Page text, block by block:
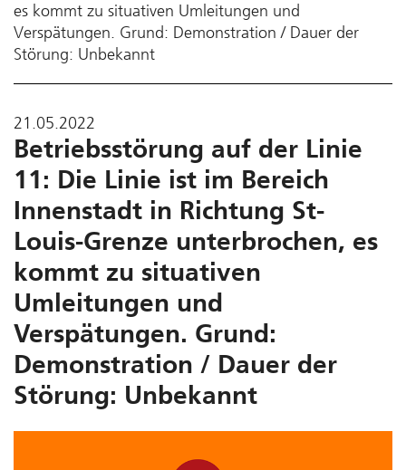
es kommt zu situativen Umleitungen und
Verspätungen. Grund: Demonstration / Dauer der
Störung: Unbekannt
21.05.2022
Betriebsstörung auf der Linie
11: Die Linie ist im Bereich
Innenstadt in Richtung St-
Louis-Grenze unterbrochen, es
kommt zu situativen
Umleitungen und
Verspätungen. Grund:
Demonstration / Dauer der
Störung: Unbekannt